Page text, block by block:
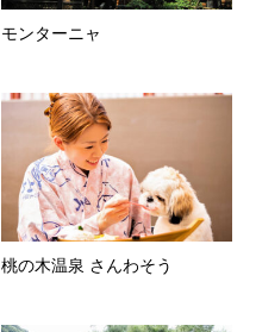
モンターニャ
桃の木温泉 さんわそう